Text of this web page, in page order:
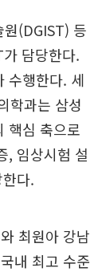
(DGIST) 등
담당한다.
수행한다. 세
학과는 삼성
핵심 축으로
, 임상시험 설
다.
최원아 강남
내 최고 수준